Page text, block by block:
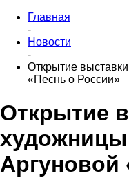
Главная
-
Новости
-
Открытие
«Песнь о России»
Открытие
Аргуновой